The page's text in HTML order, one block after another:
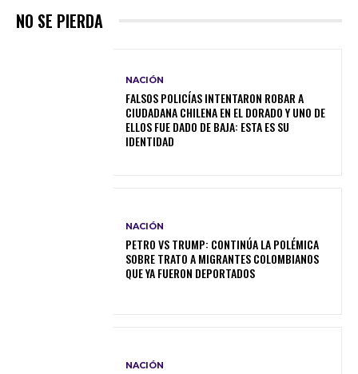
NO SE PIERDA
NACIÓN
FALSOS POLICÍAS INTENTARON ROBAR A
CIUDADANA CHILENA EN EL DORADO Y UNO DE
ELLOS FUE DADO DE BAJA: ESTA ES SU
IDENTIDAD
NACIÓN
PETRO VS TRUMP: CONTINÚA LA POLÉMICA
SOBRE TRATO A MIGRANTES COLOMBIANOS
QUE YA FUERON DEPORTADOS
NACIÓN